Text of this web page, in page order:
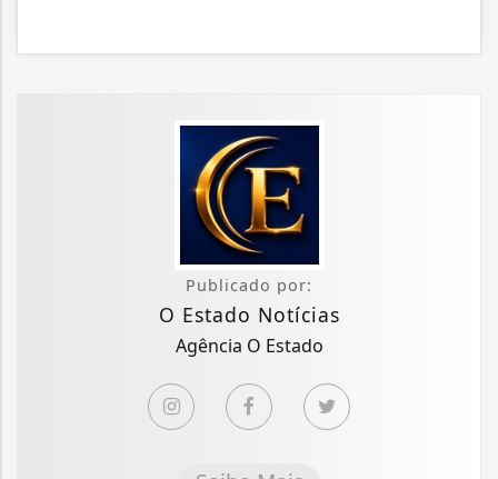
Publicado por:
O Estado Notícias
Agência O Estado